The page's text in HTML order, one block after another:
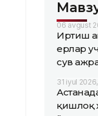
06 avgust
Иртиш
ерлар
сув
31 iyul
қишлоқ